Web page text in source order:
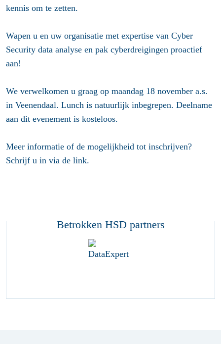
kennis om te zetten.
Wapen u en uw organisatie met expertise van Cyber
Security data analyse en pak cyberdreigingen proactief
aan!
We verwelkomen u graag op maandag 18 november a.s.
in Veenendaal. Lunch is natuurlijk inbegrepen. Deelname
aan dit evenement is kosteloos.
Meer informatie of de mogelijkheid tot inschrijven?
Schrijf u in via de link.
Betrokken HSD partners